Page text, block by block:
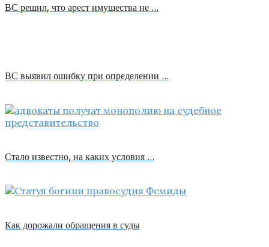
ВС решил, что арест имущества не …
ВС выявил ошибку при определении …
Стало известно, на каких условия …
Как дорожали обращения в суды